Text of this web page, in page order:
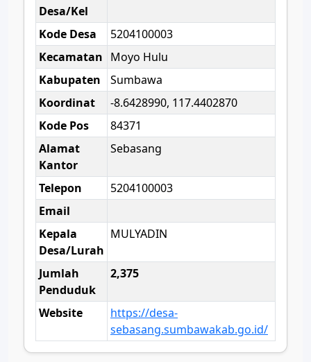
Desa/Kel
Kode Desa
5204100003
Kecamatan Moyo Hulu
Kabupaten
Sumbawa
Koordinat
-8.6428990, 117.4402870
Kode Pos
84371
Alamat
Kantor
Sebasang
Telepon
5204100003
Email
Kepala
Desa/Lurah
MULYADIN
Jumlah
Penduduk
2,375
Website
https://desa-
sebasang.sumbawakab.go.id/